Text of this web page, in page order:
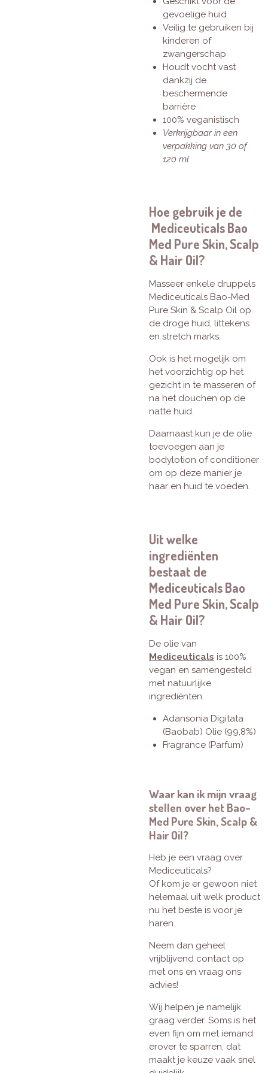
gevoelige huid
Veilig te gebruiken bij
kinderen of
zwangerschap
Houdt vocht vast
dankzij de
beschermende
barrière
100% veganistisch
Verkrijgbaar in een
verpakking van 30 of
120 ml
Hoe gebruik je de
Mediceuticals Bao
Med Pure Skin, Scalp
& Hair Oil?
Masseer enkele druppels
Mediceuticals Bao-Med
Pure Skin & Scalp Oil op
de droge huid, littekens
en stretch marks.
Ook is het mogelijk om
het voorzichtig op het
gezicht in te masseren of
na het douchen op de
natte huid.
Daarnaast kun je de olie
toevoegen aan je
bodylotion of conditioner
om op deze manier je
haar en huid te voeden.
Uit welke
ingrediënten
bestaat de
Mediceuticals Bao
Med Pure Skin, Scalp
& Hair Oil?
De olie van
Mediceuticals is 100%
vegan en samengesteld
met natuurlijke
ingrediënten.
Adansonia Digitata
(Baobab) Olie (99,8%)
Fragrance (Parfum)
Waar kan ik mijn vraag
stellen over het Bao-
Med Pure Skin, Scalp &
Hair Oil?
Heb je een vraag over
Mediceuticals?
Of kom je er gewoon niet
helemaal uit welk product
nu het beste is voor je
haren.
Neem dan geheel
vrijblijvend contact op
met ons en vraag ons
advies!
Wij helpen je namelijk
graag verder. Soms is het
even fijn om met iemand
erover te sparren, dat
maakt je keuze vaak snel